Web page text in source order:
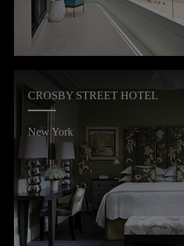
CROSBY STREET HOTEL
New York